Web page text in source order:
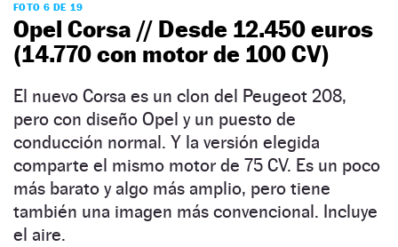
FOTO 6 DE 19
Opel Corsa // Desde 12.450 euros
(14.770 con motor de 100 CV)
El nuevo Corsa es un clon del Peugeot 208,
pero con diseño Opel y un puesto de
conducción normal. Y la versión elegida
comparte el mismo motor de 75 CV. Es un poco
más barato y algo más amplio, pero tiene
también una imagen más convencional. Incluye
el aire.